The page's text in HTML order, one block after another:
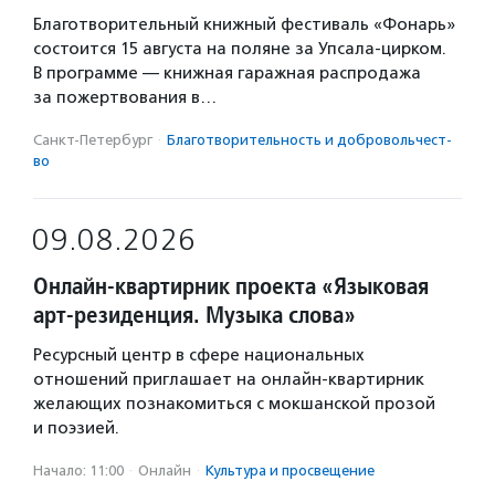
Благотворительный книжный фестиваль «Фонарь»
состоится 15 августа на поляне за Упсала-цирком.
В программе — книжная гаражная распродажа
за пожертвования в…
Санкт-Петербург · Благотвори­тель­ность и доброволь­чест­
во
09.08.2026
Онлайн-квартирник проекта «Языковая
арт-резиденция. Музыка слова»
Ресурсный центр в сфере национальных
отношений приглашает на онлайн-квартирник
желающих познакомиться с мокшанской прозой
и поэзией.
Начало: 11:00 · Онлайн · Культура и просвещение